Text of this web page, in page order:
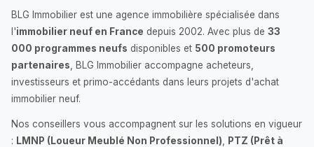
BLG Immobilier est une agence immobilière spécialisée dans
l'immobilier neuf en France depuis 2002. Avec plus de 33
000 programmes neufs disponibles et 500 promoteurs
partenaires , BLG Immobilier accompagne acheteurs,
investisseurs et primo-accédants dans leurs projets d'achat
immobilier neuf.
Nos conseillers vous accompagnent sur les solutions en vigueur
: LMNP (Loueur Meublé Non Professionnel)
PTZ (Prêt à